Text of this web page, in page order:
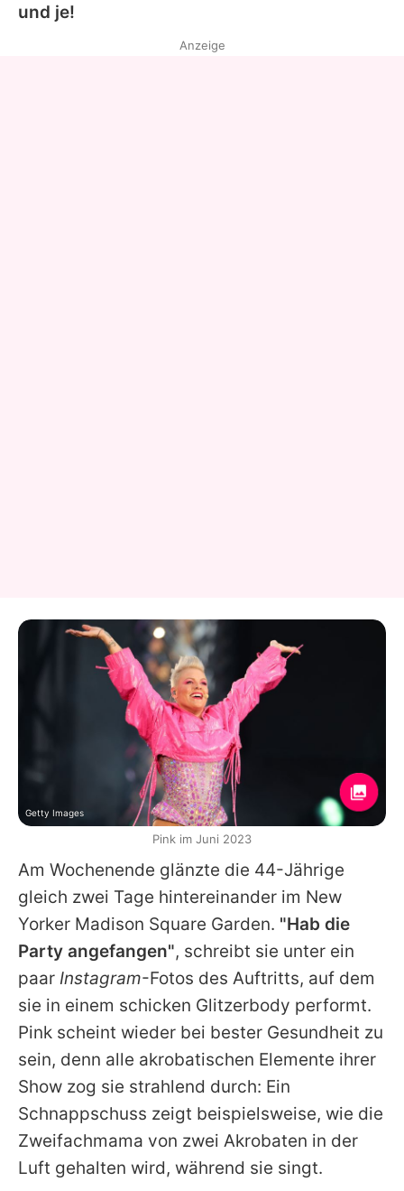
und je!
Am Wochenende glänzte die 44-Jährige
gleich zwei Tage hintereinander im New
Yorker Madison Square Garden. "Hab die
Party angefangen", schreibt sie unter ein
paar Instagram-Fotos des Auftritts, auf dem
sie in einem schicken Glitzerbody performt.
Pink scheint wieder bei bester Gesundheit zu
sein, denn alle akrobatischen Elemente ihrer
Show zog sie strahlend durch: Ein
Schnappschuss zeigt beispielsweise, wie die
Zweifachmama von zwei Akrobaten in der
Luft gehalten wird, während sie singt.
Anzeige
Getty Images
Pink im Juni 2023